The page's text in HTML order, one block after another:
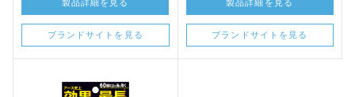
製品詳細を見る
ブランドサイトを見る
製品詳細を見る
ブランドサイトを見る